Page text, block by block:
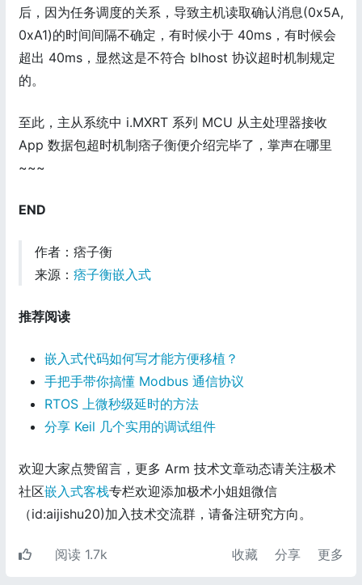
后，因为任务调度的关系，导致主机读取确认消息(0x5A,
0xA1)的时间间隔不确定，有时候小于 40ms，有时候会
超出 40ms，显然这是不符合 blhost 协议超时机制规定
的。
至此，主从系统中 i.MXRT 系列 MCU 从主处理器接收
App 数据包超时机制痞子衡便介绍完毕了，掌声在哪里
~~~
END
作者：痞子衡
来源： 痞子衡嵌入式
推荐阅读
嵌入式代码如何写才能方便移植？
手把手带你搞懂 Modbus 通信协议
RTOS 上微秒级延时的方法
分享 Keil 几个实用的调试组件
欢迎大家点赞留言，更多 Arm 技术文章动态请关注极术
社区嵌入式客栈专栏欢迎添加极术小姐姐微信
（id:aijishu20)加入技术交流群，请备注研究方向。
阅读 1.7k 收藏 分享 更多